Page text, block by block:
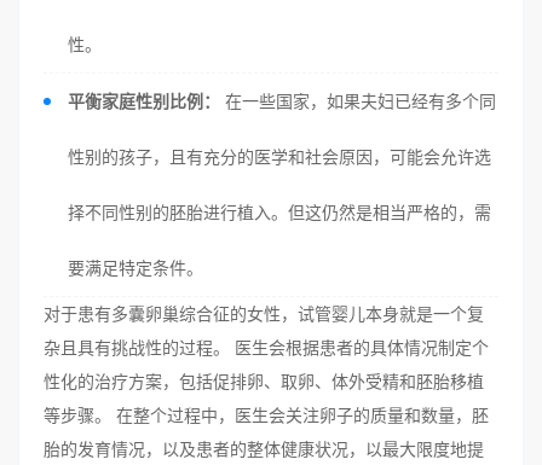
性。
平衡家庭性别比例： 在一些国家，如果夫妇已经有多个同
性别的孩子，且有充分的医学和社会原因，可能会允许选
择不同性别的胚胎进行植入。但这仍然是相当严格的，需
要满足特定条件。
对于患有多囊卵巢综合征的女性，试管婴儿本身就是一个复
杂且具有挑战性的过程。 医生会根据患者的具体情况制定个
性化的治疗方案，包括促排卵、取卵、体外受精和胚胎移植
等步骤。 在整个过程中，医生会关注卵子的质量和数量，胚
胎的发育情况，以及患者的整体健康状况，以最大限度地提